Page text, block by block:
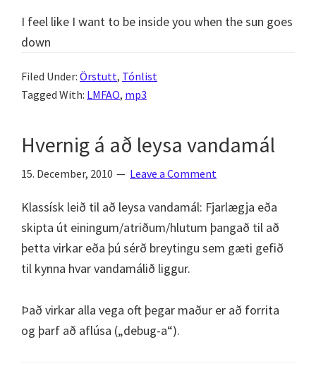
I feel like I want to be inside you when the sun goes
down
Filed Under: Örstutt, Tónlist
Tagged With: LMFAO, mp3
Hvernig á að leysa vandamál
15. December, 2010 Leave a Comment
Klassísk leið til að leysa vandamál: Fjarlægja eða
skipta út einingum/atriðum/hlutum þangað til að
þetta virkar eða þú sérð breytingu sem gæti gefið
til kynna hvar vandamálið liggur.
Það virkar alla vega oft þegar maður er að forrita
og þarf að aflúsa („debug-a“).